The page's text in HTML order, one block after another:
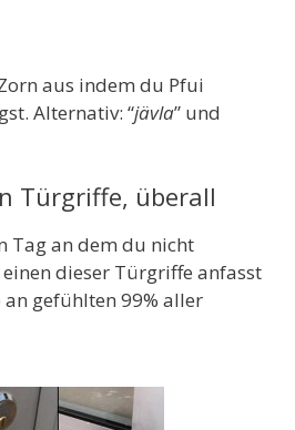
aus indem du Pfui
Alternativ: “jävla” und
Türgriffe, überall
Tag an dem du nicht
dieser Türgriffe anfasst
gefühlten 99% aller